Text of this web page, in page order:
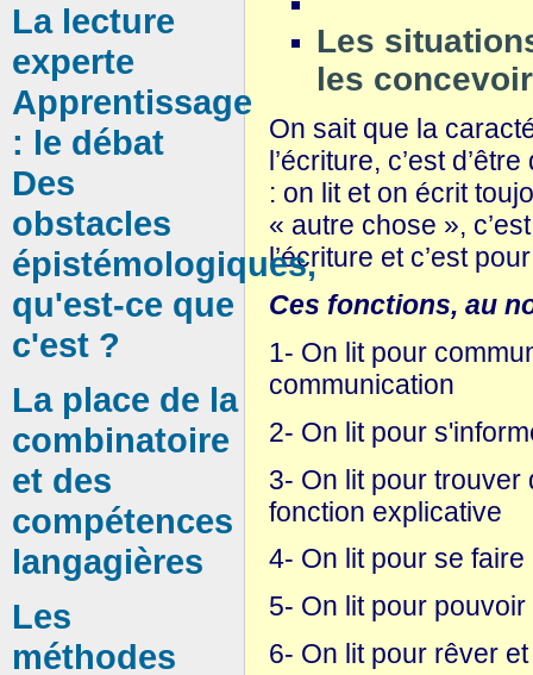
Les
les
On sait que la
l’écriture, c’est
: on lit et on écrit
« autre chose »,
l’écriture et c’est
Ces fonctions, au
1- On lit pour
communication
2- On lit pour
3- On lit pour
fonction explicative
4- On lit pour se
5- On lit pour
6- On lit pour rêver
La lecture
experte
Apprentissage
: le débat
Des
obstacles
épistémologiques,
qu'est-ce que
c'est ?
La place de la
combinatoire
et des
compétences
langagières
Les
méthodes